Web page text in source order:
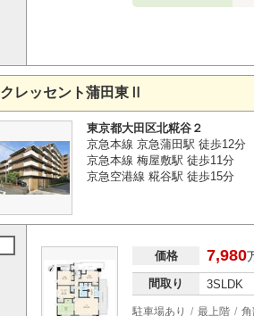
クレッセント蒲田東Ⅱ
東京都大田区北糀谷２
京急本線 京急蒲田駅 徒歩12分
京急本線 梅屋敷駅 徒歩11分
京急空港線 糀谷駅 徒歩15分
価格 7,980
間取り 3SLDK
駐車場あり 最上階 角